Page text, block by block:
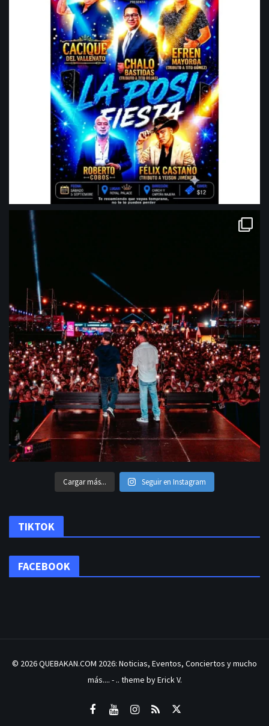
Cargar más... Seguir en Instagram
TIKTOK
FACEBOOK
© 2026QUEBAKAN.COM 2026: Noticias, Eventos, Conciertos y mucho
más.... - .. theme by Erick V.